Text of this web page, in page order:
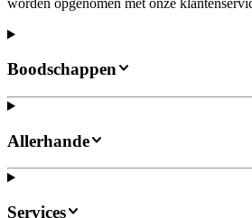
worden opgenomen met onze
Boodschappen
Allerhande
Services